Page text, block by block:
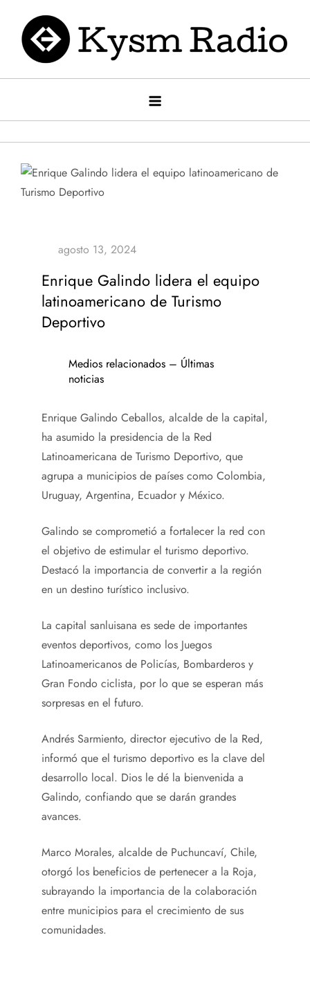
contenido
Kysm radio
Kysm Radio
Enrique Galindo lidera el equipo
latinoamericano de Turismo
Deportivo
Medios relacionados – Últimas
noticias
Enrique Galindo Ceballos, alcalde de la capital,
ha asumido la presidencia de la Red
Latinoamericana de Turismo Deportivo, que
agrupa a municipios de países como Colombia,
Uruguay, Argentina, Ecuador y México.
Galindo se comprometió a fortalecer la red con
el objetivo de estimular el turismo deportivo.
Destacó la importancia de convertir a la región
en un destino turístico inclusivo.
La capital sanluisana es sede de importantes
eventos deportivos, como los Juegos
Latinoamericanos de Policías, Bombarderos y
Gran Fondo ciclista, por lo que se esperan más
sorpresas en el futuro.
Andrés Sarmiento, director ejecutivo de la Red,
informó que el turismo deportivo es la clave del
desarrollo local. Dios le dé la bienvenida a
Galindo, confiando que se darán grandes
avances.
Marco Morales, alcalde de Puchuncaví, Chile,
otorgó los beneficios de pertenecer a la Roja,
subrayando la importancia de la colaboración
entre municipios para el crecimiento de sus
comunidades.